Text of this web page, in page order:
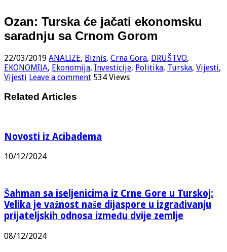
Ozan: Turska će jačati ekonomsku
saradnju sa Crnom Gorom
22/03/2019 ANALIZE, Biznis, Crna Gora, DRUŠTVO,
EKONOMIJA, Ekonomija, Investicije, Politika, Turska, Vijesti,
Vijesti Leave a comment 534 Views
Related Articles
Novosti iz Acibadema
10/12/2024
Šahman sa iseljenicima iz Crne Gore u Turskoj:
Velika je važnost naše dijaspore u izgrađivanju
prijateljskih odnosa između dvije zemlje
08/12/2024